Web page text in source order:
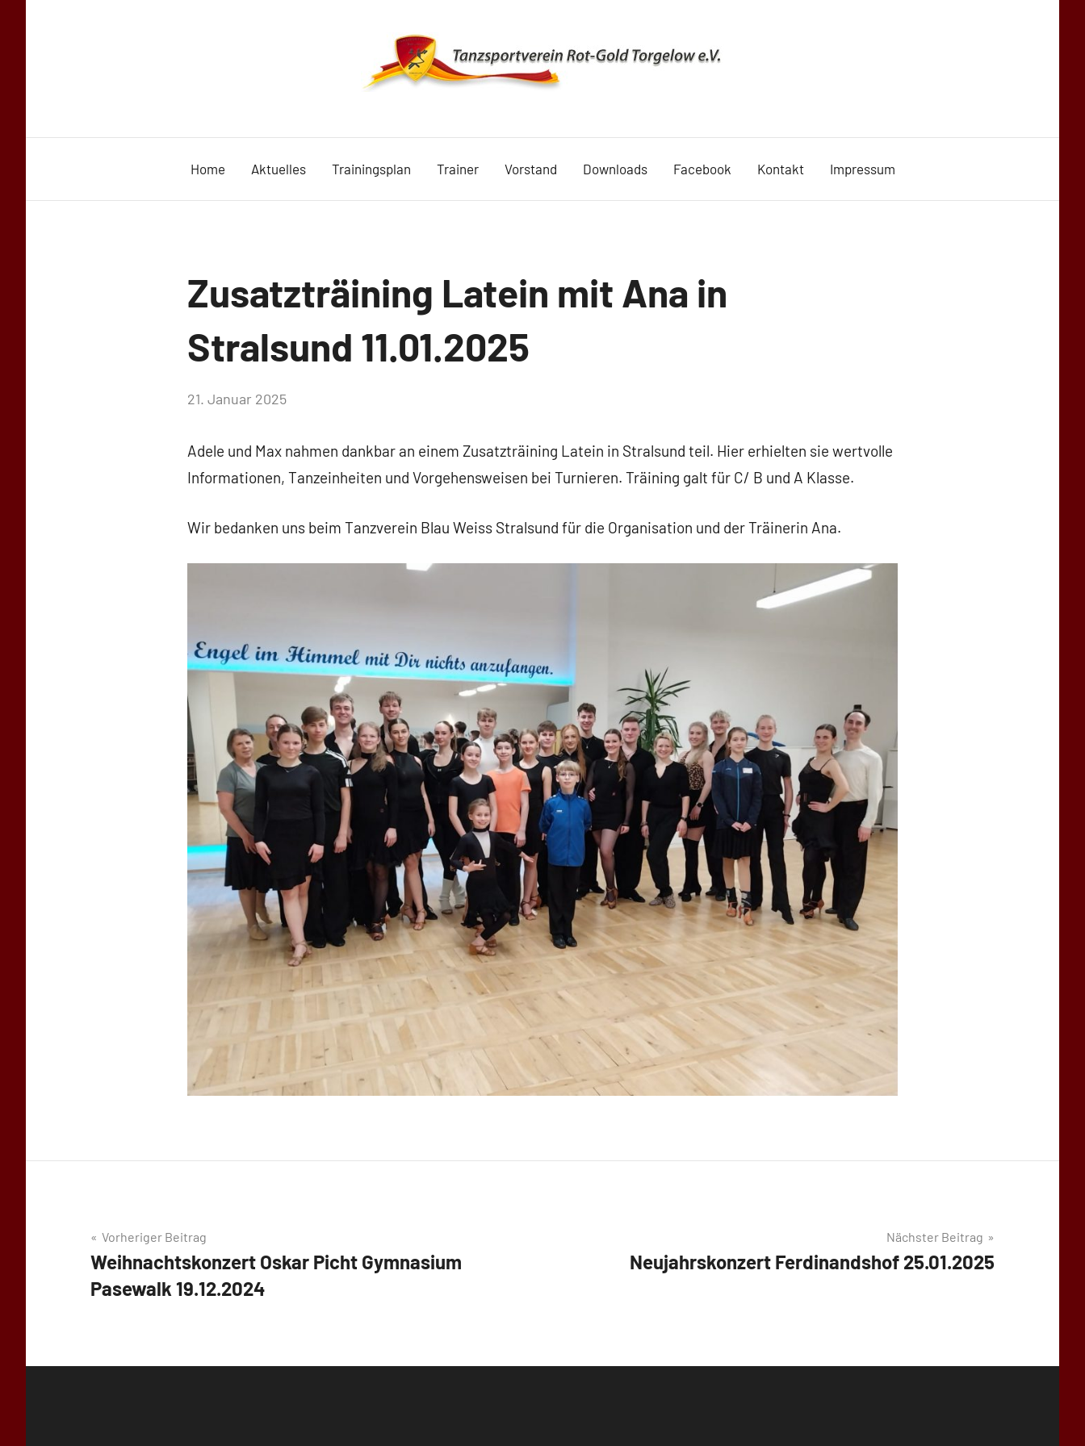
Rot
Gold
1990
Home Aktuelles Trainingsplan Trainer Vorstand Downloads Facebook Kontakt Impressum
Uncategorized
Zusatzträining Latein mit Ana in
Stralsund 11.01.2025
von
Schwarz-
Stollhoff
21. Januar 2025
Adele und Max nahmen dankbar an einem Zusatzträining Latein in Stralsund teil. Hier erhielten sie wertvolle
Informationen, Tanzeinheiten und Vorgehensweisen bei Turnieren. Träining galt für C/ B und A Klasse.
Wir bedanken uns beim Tanzverein Blau Weiss Stralsund für die Organisation und der Träinerin Ana.
Beitragsnavigation
Vorheriger Beitrag
Weihnachtskonzert Oskar Picht Gymnasium
Pasewalk 19.12.2024
Nächster Beitrag
Neujahrskonzert Ferdinandshof 25.01.2025